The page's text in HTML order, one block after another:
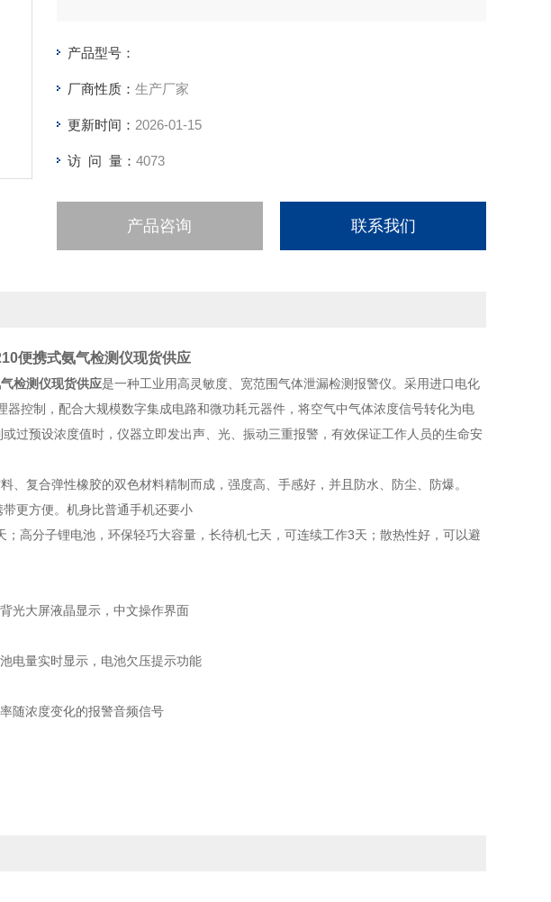
产品型号：
厂商性质： 生产厂家
更新时间： 2026-01-15
访 问 量： 4073
产品咨询 联系我们
便携式氨气检测仪现货供应
检测仪现货供应是一种工业用高灵敏度、宽范围气体泄漏检测报警仪。采用进口电化
控制，配合大规模数字集成电路和微功耗元器件，将空气中气体浓度信号转化为电
过预设浓度值时，仪器立即发出声、光、振动三重报警，有效保证工作人员的生命安
、复合弹性橡胶的双色材料精制而成，强度高、手感好，并且防水、防尘、防爆。
更方便。机身比普通手机还要小
高分子锂电池，环保轻巧大容量，长待机七天，可连续工作3天；散热性好，可以避
液晶显示，中文操作界面
示，电池欠压提示功能
度变化的报警音频信号